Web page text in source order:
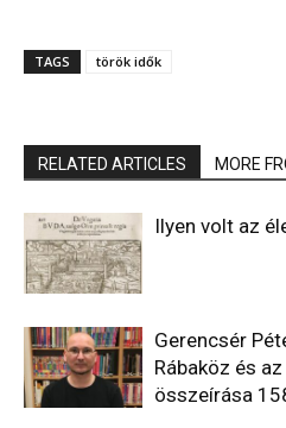
TAGS török idők
RELATED ARTICLES MORE
Ilyen volt az
Gerencsér
Rábaköz és
összeírása